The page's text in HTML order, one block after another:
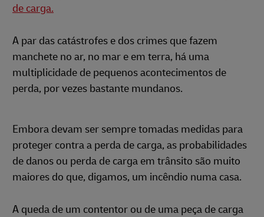
de carga.
A par das catástrofes e dos crimes que fazem
manchete no ar, no mar e em terra, há uma
multiplicidade de pequenos acontecimentos de
perda, por vezes bastante mundanos.
Embora devam ser sempre tomadas medidas para
proteger contra a perda de carga, as probabilidades
de danos ou perda de carga em trânsito são muito
maiores do que, digamos, um incêndio numa casa.
A queda de um contentor ou de uma peça de carga